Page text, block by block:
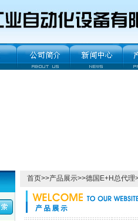
首页>>产品展示>>德国E+H总代理